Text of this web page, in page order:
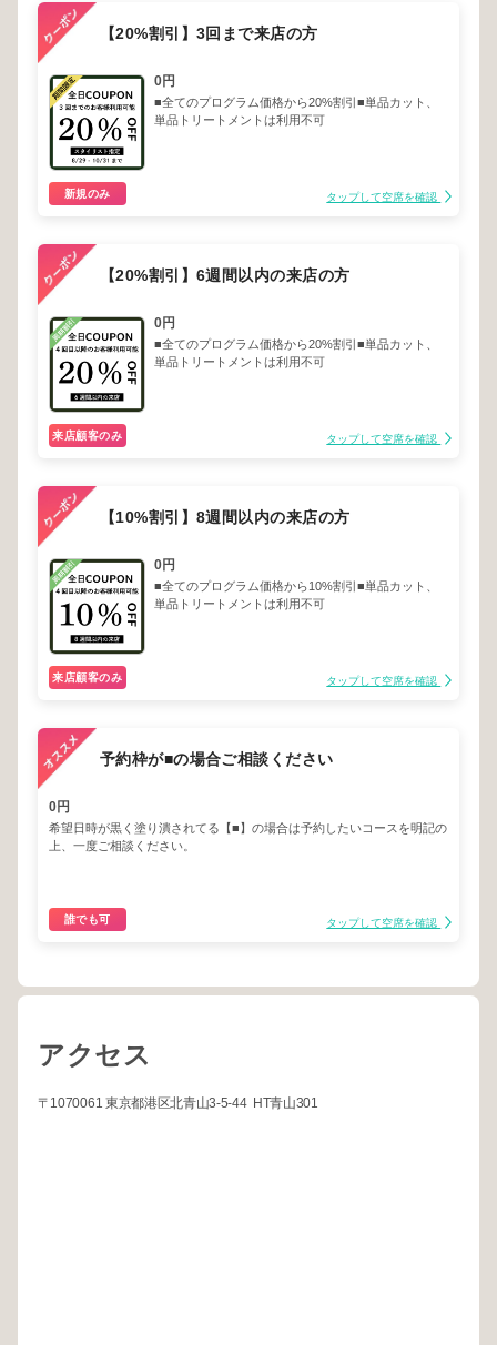
【20%割引】3回まで来店の方
0円
■全てのプログラム価格から20%割引■単品カット、
単品トリートメントは利用不可
新規のみ タップして空席を確認
【20%割引】6週間以内の来店の方
0円
■全てのプログラム価格から20%割引■単品カット、
単品トリートメントは利用不可
来店顧客のみ タップして空席を確認
【10%割引】8週間以内の来店の方
0円
■全てのプログラム価格から10%割引■単品カット、
単品トリートメントは利用不可
来店顧客のみ タップして空席を確認
予約枠が■の場合ご相談ください
0円
希望日時が黒く塗り潰されてる【■】の場合は予約したいコースを明記の
上、一度ご相談ください。
誰でも可 タップして空席を確認
アクセス
〒1070061 東京都港区北青山3-5-44 HT青山301